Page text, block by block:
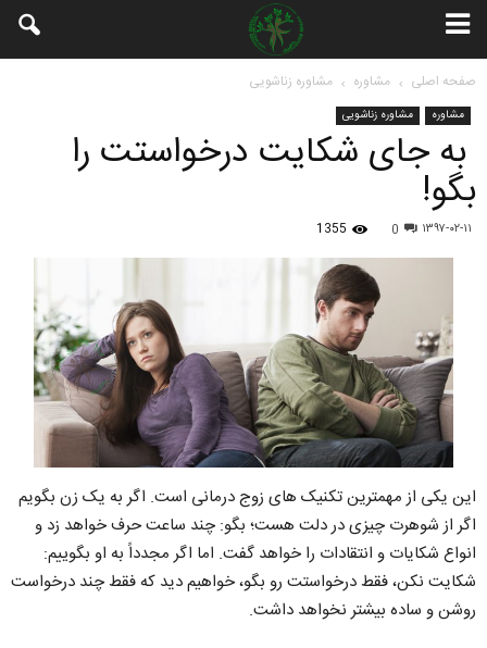
صفحه اصلی مشاوره مشاوره زناشویی
مشاوره مشاوره زناشویی
به جای شکایت درخواستت را
بگو!
۱۳۹۷-۰۲-۱۱ 0
1355
این یکی از مهمترین تکنیک های زوج درمانی است. اگر به یک زن بگویم
اگر از شوهرت چیزی در دلت هست؛ بگو: چند ساعت حرف خواهد زد و
انواع شکایات و انتقادات را خواهد گفت. اما اگر مجدداً به او بگوییم:
شکایت نکن، فقط درخواستت رو بگو، خواهیم دید که فقط چند درخواست
روشن و ساده بیشتر نخواهد داشت.